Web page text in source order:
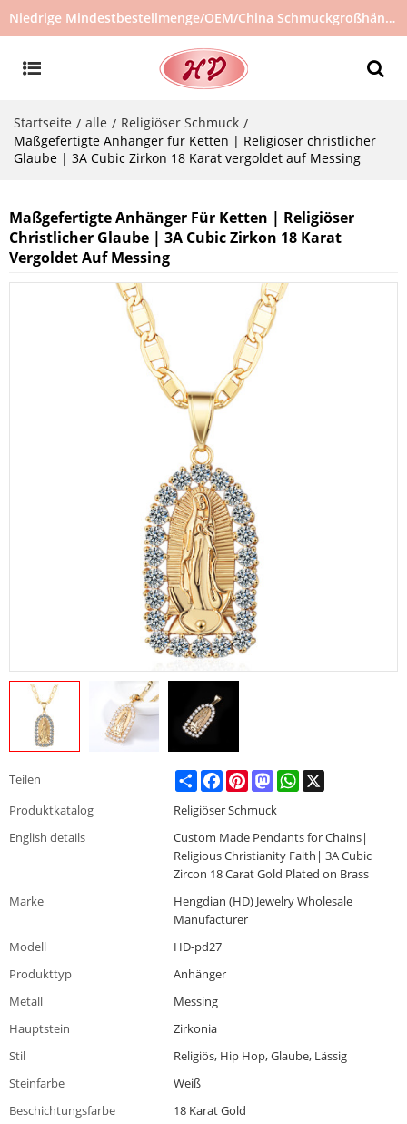
Niedrige Mindestbestellmenge/OEM/China Schmuckgroßhändler/Schmucklieferant/heiß verkaufter Schmuck auf Lager/kein gebrauchter Schmuck
Startseite / alle / Religiöser Schmuck /
Maßgefertigte Anhänger für Ketten | Religiöser christlicher
Glaube | 3A Cubic Zirkon 18 Karat vergoldet auf Messing
Maßgefertigte Anhänger Für Ketten | Religiöser
Christlicher Glaube | 3A Cubic Zirkon 18 Karat
Vergoldet Auf Messing
Teilen ShareFacebookPinterestMastodonWhatsApp
Produktkatalog
Religiöser Schmuck
English details
Custom Made Pendants for Chains|
Religious Christianity Faith| 3A Cubic
Zircon 18 Carat Gold Plated on Brass
Marke
Hengdian (HD) Jewelry Wholesale
Manufacturer
Modell
HD-pd27
Produkttyp
Anhänger
Metall
Messing
Hauptstein
Zirkonia
Stil
Religiös, Hip Hop, Glaube, Lässig
Steinfarbe
Weiß
Beschichtungsfarbe
18 Karat Gold